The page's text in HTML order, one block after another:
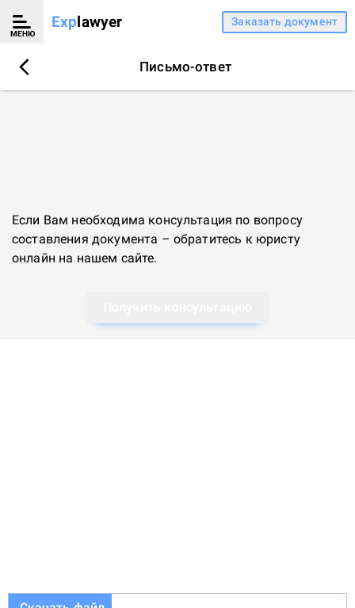
МЕНЮ
Explawyer Заказать документ
Письмо-ответ
Если Вам необходима консультация по вопросу
составления документа – обратитесь к юристу
онлайн на нашем сайте.